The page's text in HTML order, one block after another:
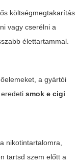
költségmegtakarítás
vagy cserélni a
élettartammal.
a gyártói
eredetismok e cigi
nikotintartalomra,
tartsd szem előtt a